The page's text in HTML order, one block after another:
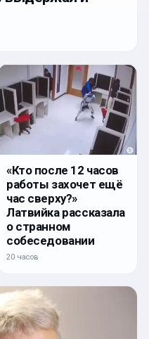
«Кто после 12 часов
работы захочет ещё
час сверху?»
Латвийка рассказала
о странном
собеседовании
20 часов